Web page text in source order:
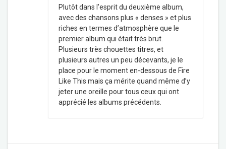
Plutôt dans l’esprit du deuxième album,
avec des chansons plus « denses » et plus
riches en termes d’atmosphère que le
premier album qui était très brut.
Plusieurs très chouettes titres, et
plusieurs autres un peu décevants, je le
place pour le moment en-dessous de Fire
Like This mais ça mérite quand même d’y
jeter une oreille pour tous ceux qui ont
apprécié les albums précédents.